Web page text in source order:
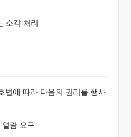
소각 처리
법에 따라 다음의 권리를 행사
람 요구